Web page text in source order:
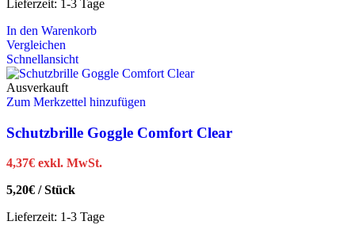
Lieferzeit: 1-3 Tage
In den Warenkorb
Vergleichen
Schnellansicht
Ausverkauft
Zum Merkzettel hinzufügen
Schutzbrille Goggle Comfort Clear
4,37€ exkl. MwSt.
5,20€ /Stück
Lieferzeit: 1-3 Tage